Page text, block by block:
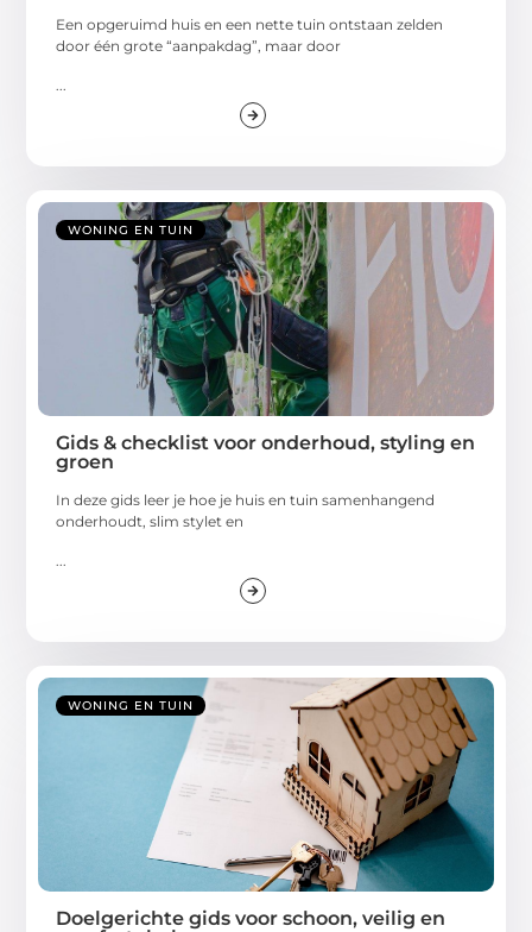
Een opgeruimd huis en een nette tuin ontstaan zelden
door één grote “aanpakdag”, maar door
WONING EN TUIN
Gids & checklist voor onderhoud, styling en
groen
In deze gids leer je hoe je huis en tuin samenhangend
onderhoudt, slim stylet en
WONING EN TUIN
Doelgerichte gids voor schoon, veilig en